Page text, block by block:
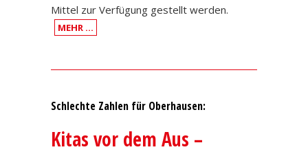
Mittel zur Verfügung gestellt werden.
MEHR …
Schlechte Zahlen für Oberhausen:
Kitas vor dem Aus –